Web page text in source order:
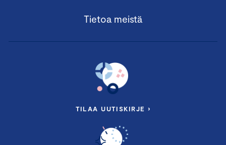
Tietoa meistä
TILAA UUTISKIRJE ›